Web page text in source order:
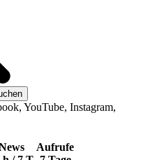
YouTube, Instagram,
Aufrufe